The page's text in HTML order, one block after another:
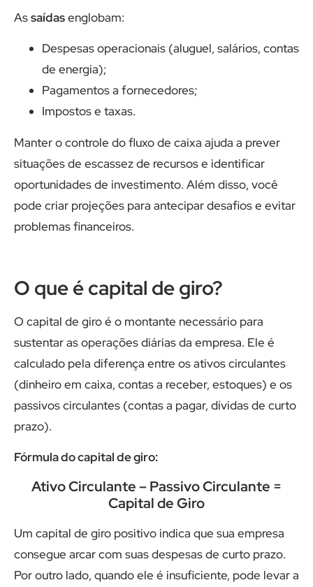
Assaídasenglobam:
Despesas operacionais (aluguel, salários, contas
de energia);
Pagamentos a fornecedores;
Impostos e taxas.
Manter o controle do fluxo de caixa ajuda a prever
situações de escassez de recursos e identificar
oportunidades de investimento. Além disso, você
pode criar projeções para antecipar desafios e evitar
problemas financeiros.
O que é capital de giro?
O capital de giro é o montante necessário para
sustentar as operações diárias da empresa. Ele é
calculado pela diferença entre os ativos circulantes
(dinheiro em caixa, contas a receber, estoques) e os
passivos circulantes (contas a pagar, dívidas de curto
prazo).
Fórmula do capital de giro:
Ativo Circulante – Passivo Circulante =
Capital de Giro
Um capital de giro positivo indica que sua empresa
consegue arcar com suas despesas de curto prazo.
Por outro lado, quando ele é insuficiente, pode levar a